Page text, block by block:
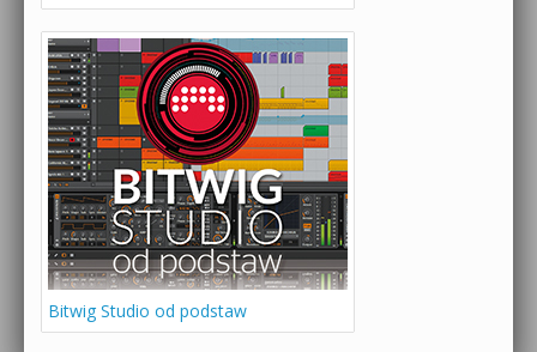
Bitwig Studio od podstaw